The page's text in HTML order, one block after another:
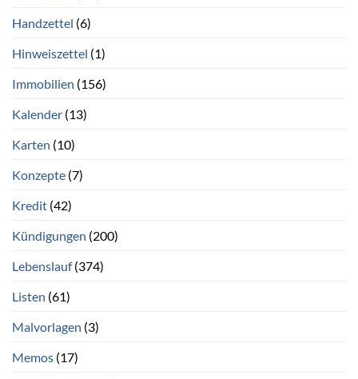
Handzettel (6)
Hinweiszettel (1)
Immobilien (156)
Kalender (13)
Karten (10)
Konzepte (7)
Kredit (42)
Kündigungen (200)
Lebenslauf(374)
Listen (61)
Malvorlagen (3)
Memos (17)